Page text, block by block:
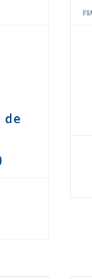
de